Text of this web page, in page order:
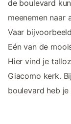
de boulevard
meenemen naar
Vaar
Eén van de
Hier vind je
Giacomo kerk.
boulevard heb